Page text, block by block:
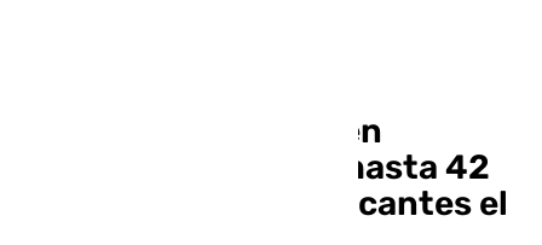
Primera ola de calor en
Andalucía a la vista: hasta 42
grados y noches sofocantes el